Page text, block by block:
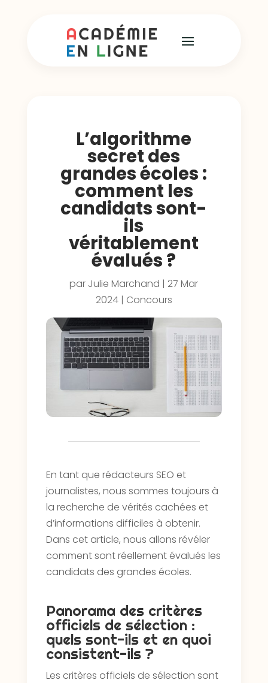
L’algorithme
secret des
grandes écoles :
comment les
candidats sont-
ils
véritablement
évalués ?
par Julie Marchand | 27 Mar
2024| Concours
En tant que rédacteurs SEO et
journalistes, nous sommes toujours à
la recherche de vérités cachées et
d’informations difficiles à obtenir.
Dans cet article, nous allons révéler
comment sont réellement évalués les
candidats des grandes écoles.
Panorama des critères
officiels de sélection :
quels sont-ils et en quoi
consistent-ils ?
Les critères officiels de sélection sont